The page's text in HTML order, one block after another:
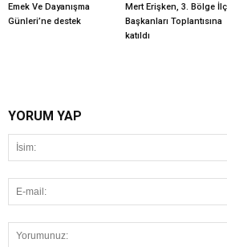
Emek Ve Dayanışma
Günleri’ne destek
Mert Erişken, 3. Bölge
Başkanları Toplantısına
katıldı
YORUM YAP